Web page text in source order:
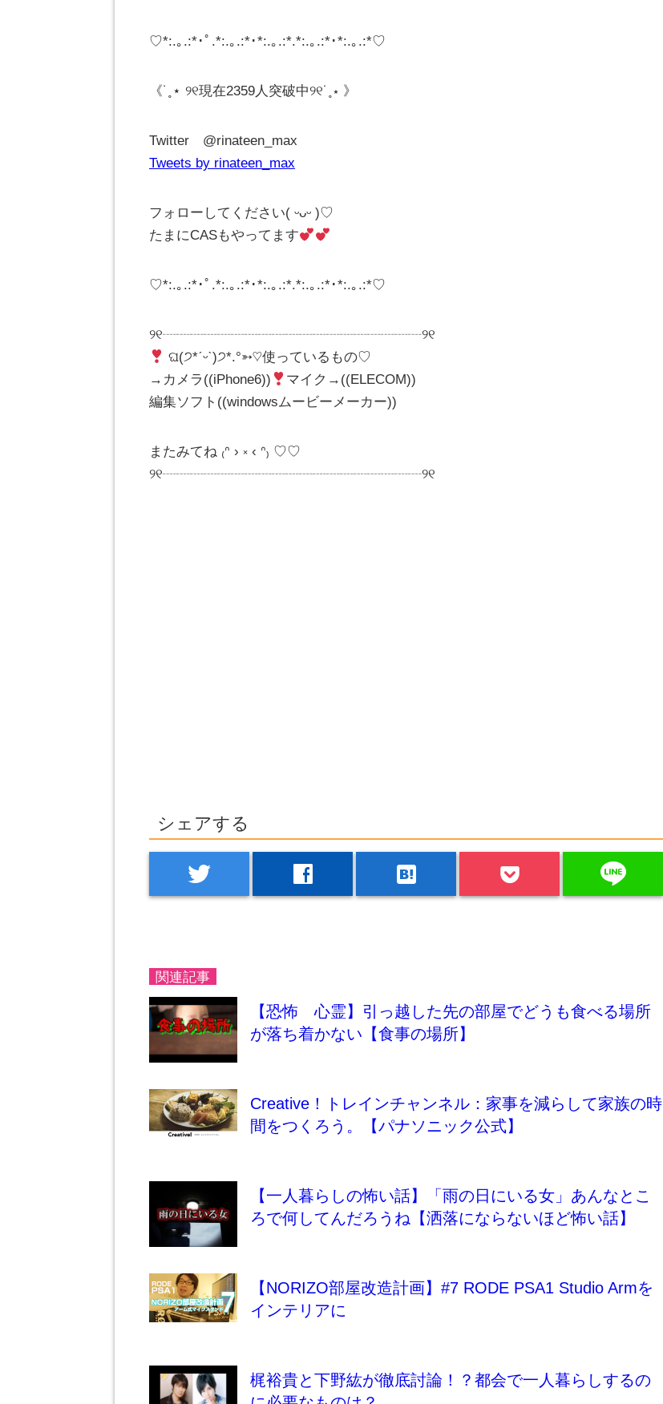
♡*:.｡.:*･ﾟ.*:.｡.:*･*:.｡.:*.*:.｡.:*･*:.｡.­­­­­­­­­:*♡
《˙˳⋆ ୨୧現在2359人突破中୨୧˙˳⋆ 》
Twitter @rinateen_max
Tweets by rinateen_max
フォローしてください( ᵕᴗᵕ )♡
たまにCASもやってます
♡*:.｡.:*･ﾟ.*:.｡.:*･*:.｡.:*.*:.｡.:*･*:.｡.­­­­­­­­­:*♡
୨୧┈┈┈┈┈┈┈┈┈┈┈┈┈┈┈┈┈┈┈୨୧
ଘ(੭*ˊᵕˋ)੭*.°➳♡使っているもの♡
→カメラ((iPhone6))
マイク→((ELECOM))
編集ソフト((windowsムービーメーカー))
またみてね ₍ᐢ › ༝ ‹ ᐢ₎ ♡♡
୨୧┈┈┈┈┈┈┈┈┈┈┈┈┈┈┈┈┈┈┈୨୧
シェアする
twitter facebook hatenabookmark line
関連記事
【恐怖 心霊】引っ越した先の部屋でどうも食べる場所
が落ち着かない【食事の場所】
Creative！トレインチャンネル：家事を減らして家族の時
間をつくろう。【パナソニック公式】
【一人暮らしの怖い話】「雨の日にいる女」あんなとこ
ろで何してんだろうね【洒落にならないほど怖い話】
【NORIZO部屋改造計画】#7 RODE PSA1 Studio Armを
インテリアに
梶裕貴と下野紘が徹底討論！？都会で一人暮らしするの